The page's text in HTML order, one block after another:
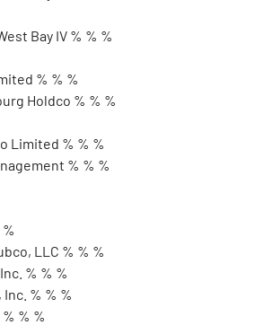
Bay IV % % %
% % %
Holdco % % %
Limited % % %
% % %
LLC % % %
% % %
% % %
% %